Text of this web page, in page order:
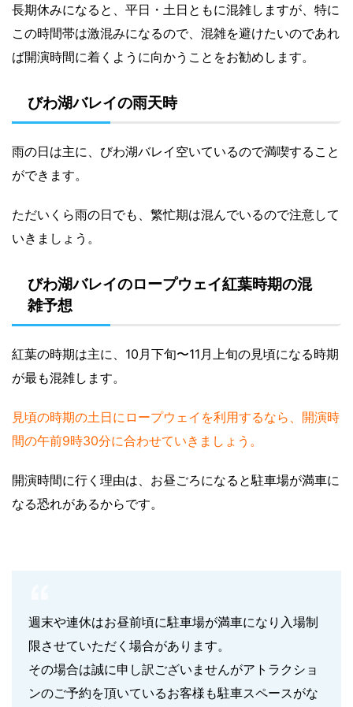
長期休みになると、平日・土日ともに混雑しますが、特に
この時間帯は激混みになるので、混雑を避けたいのであれ
ば開演時間に着くように向かうことをお勧めします。
びわ湖バレイの雨天時
雨の日は主に、びわ湖バレイ空いているので満喫すること
ができます。
ただいくら雨の日でも、繁忙期は混んでいるので注意して
いきましょう。
びわ湖バレイのロープウェイ紅葉時期の混
雑予想
紅葉の時期は主に、10月下旬〜11月上旬の見頃になる時期
が最も混雑します。
見頃の時期の土日にロープウェイを利用するなら、開演時
間の午前9時30分に合わせていきましょう。
開演時間に行く理由は、お昼ごろになると駐車場が満車に
なる恐れがあるからです。
週末や連休はお昼前頃に駐車場が満車になり入場制
限させていただく場合があります。
その場合は誠に申し訳ございませんがアトラクショ
ンのご予約を頂いているお客様も駐車スペースがな